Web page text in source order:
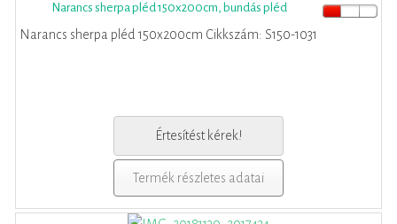
Narancs sherpa pléd 150x200cm, bundás pléd
Narancs sherpa pléd 150x200cm Cikkszám: S150-1031
Értesítést kérek!
Termék részletes adatai